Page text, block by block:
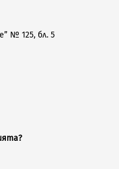
№ 125, бл. 5